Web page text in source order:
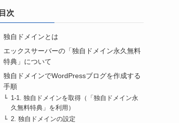
目次
独自ドメインとは
エックスサーバーの「独自ドメイン永久無料
特典」について
独自ドメインでWordPressブログを作成する
手順
1-1. 独自ドメインを取得（「独自ドメイン永
久無料特典」を利用）
2. 独自ドメインの設定